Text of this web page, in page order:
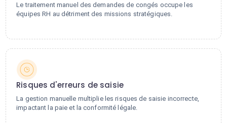
Le traitement manuel des demandes de congés occupe les
équipes RH au détriment des missions stratégiques.
Risques d'erreurs de saisie
La gestion manuelle multiplie les risques de saisie incorrecte,
impactant la paie et la conformité légale.